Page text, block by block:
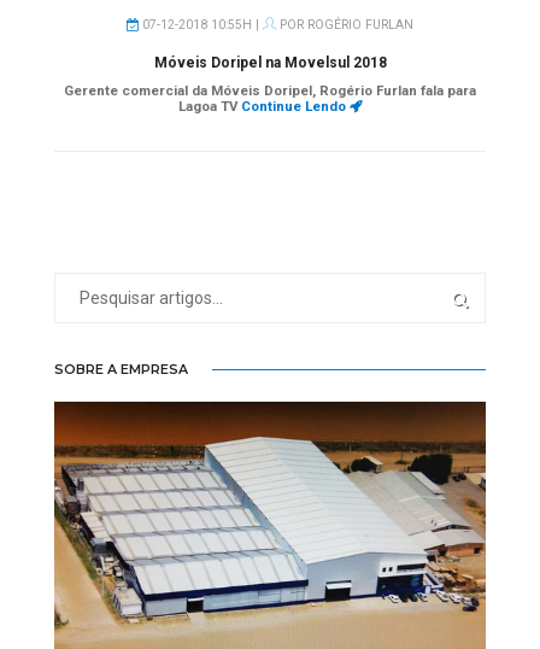
07-12-2018 10:55H | POR ROGÉRIO FURLAN
Móveis Doripel na Movelsul 2018
Gerente comercial da Móveis Doripel, Rogério Furlan fala para
Lagoa TV Continue Lendo
SOBRE A EMPRESA